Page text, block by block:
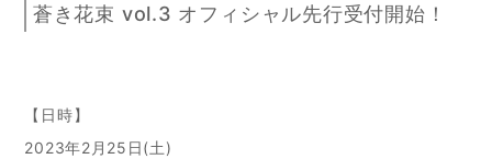
蒼き花束 vol.3 オフィシャル先行受付開始！
【日時】
2023年2月25日(土)